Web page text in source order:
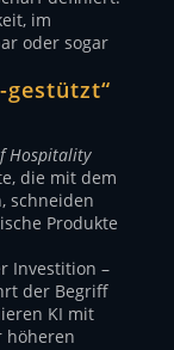
im
oder sogar
gestützt“
Hospitality
die mit dem
schneiden
Produkte
Investition –
der Begriff
KI mit
höheren